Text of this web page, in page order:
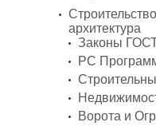
архитектура
Законы
PC
Ворота и